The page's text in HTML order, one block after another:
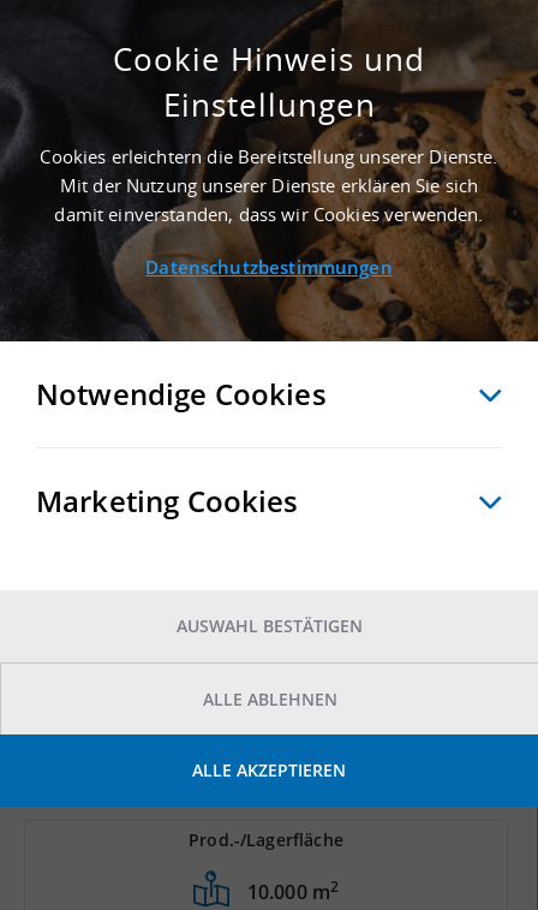
GEPFLEGT - 10.000 M² PRODUKTIONSHALLE
IN OSCHATZ NAHE
GÜTERVERKEHRSZENTRUM TERMINAL
SCHWARZHEIDE - LANDKREIS
NORDSACHSEN
Immobiliensuche/Detailansicht
ZURÜCK MERKEN VERGLEICHEN
Prod.-/Lagerfläche
10.000 m2
Cookie Hinweis und
Einstellungen
Cookies erleichtern die Bereitstellung unserer Dienste.
Mit der Nutzung unserer Dienste erklären Sie sich
damit einverstanden, dass wir Cookies verwenden.
Datenschutzbestimmungen
Notwendige Cookies
Marketing Cookies
AUSWAHL BESTÄTIGEN
ALLE ABLEHNEN
ALLE AKZEPTIEREN